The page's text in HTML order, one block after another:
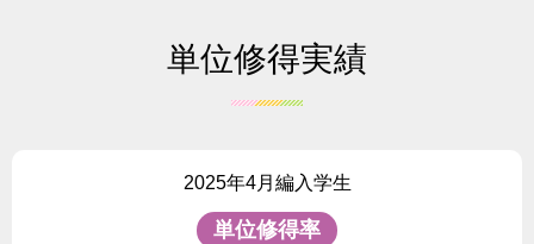
単位修得実績
2025年4月編入学生
単位修得率